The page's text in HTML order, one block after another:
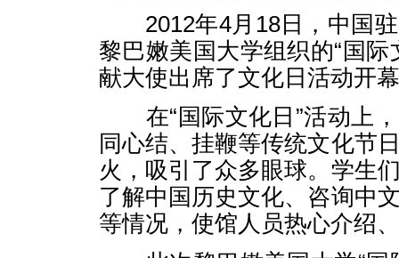
2012年4月18日，中国驻
黎巴嫩美国大学组织的“国际
献大使出席了文化日活动开
在“国际文化日”活动上，
同心结、挂鞭等传统文化节
火，吸引了众多眼球。学生
了解中国历史文化、咨询中
等情况，使馆人员热心介绍